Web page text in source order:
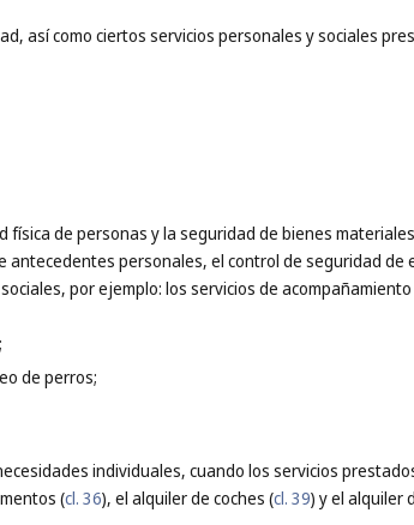
así como ciertos servicios personales y sociales
de personas y la seguridad de bienes
personales, el control de seguridad de
por ejemplo: los servicios de
de perros;
individuales, cuando los servicios
(cl. 36), el alquiler de coches (cl. 39) y el alquiler